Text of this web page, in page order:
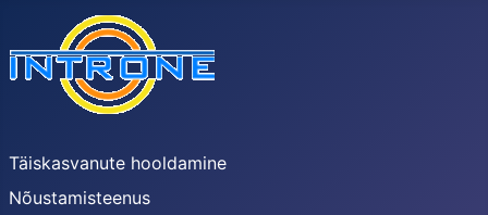
Täiskasvanute hooldamine
Nõustamisteenus